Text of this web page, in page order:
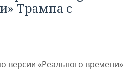
ПФО
Трампа с
версии «Реального времени»